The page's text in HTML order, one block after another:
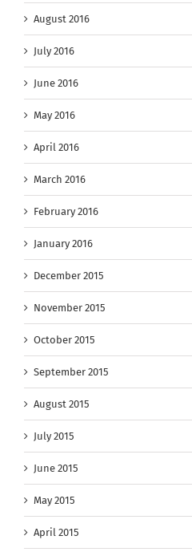
August 2016
July 2016
June 2016
May 2016
April 2016
March 2016
February 2016
January 2016
December 2015
November 2015
October 2015
September 2015
August 2015
July 2015
June 2015
May 2015
April 2015